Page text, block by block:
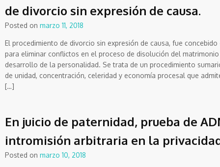
de divorcio sin expresión de causa.
Posted on marzo 11, 2018
El procedimiento de divorcio sin expresión de causa, fue
para eliminar conflictos en el proceso de disolución del
desarrollo de la personalidad. Se trata de un procedimiento
de unidad, concentración, celeridad y economía procesal que
[…]
En juicio de paternidad, prueba de
intromisión arbitraria en la
Posted on marzo 10, 2018